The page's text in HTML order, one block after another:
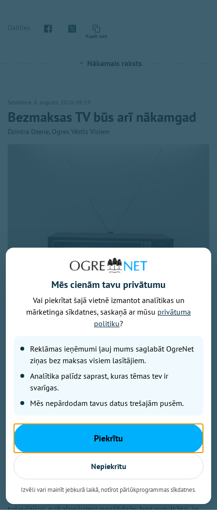
Dalīties
Kopēt saiti
Nākamais raksts
Sestdiena, 8. augusts, 2026 09:19
Bezmaksas TV būs arī nākamgad
Dzintra Dzene, Ogres Vēstis Visiem
Ziņa par maksas Virszemes TV pārtraukšanu daļai
skatītāju radījusi bažas: vai nākamgad televizors
vairs neko nerādīs, būs jāmaina antena un dekoders
vai obligāti jāpieslēdz internets? Tas, ka no nākamā
televīziju, nebūt nenozīmē, ka ar antenu uztveramā
būs pieejamas arī turpmāk, bet pašreizējiem maksas
pakalpojuma klientiem nāksies izvēlēties citus
risinājumus.
Satiksmes ministrija skaidro, ka konkurss par
tiesībām no 2027. gada nodrošināt maksas zemes
televīzijas pakalpojumu noslēdzās bez rezultāta, jo
Mēs cienām tavu privātumu
Vai piekrītat šajā vietnē izmantot analītikas un
mārketinga sīkdatnes, saskaņā ar mūsu privātuma
politiku?
Reklāmas ieņēmumi ļauj mums saglabāt OgreNet
ziņas bez maksas visiem lasītājiem.
Analītika palīdz saprast, kuras tēmas tev ir
svarīgas.
Mēs nepārdodam tavus datus trešajām pusēm.
Piekrītu
Nepiekrītu
Izvēli vari mainīt jebkurā laikā, notīrot pārlūkprogrammas sīkdatnes.